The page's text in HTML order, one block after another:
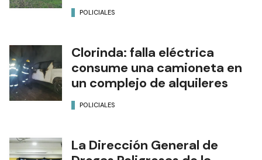
POLICIALES
Clorinda: falla eléctrica
consume una camioneta en
un complejo de alquileres
POLICIALES
La Dirección General de